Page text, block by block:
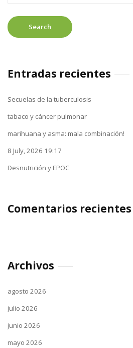
Entradas recientes
Secuelas de la tuberculosis
tabaco y cáncer pulmonar
marihuana y asma: mala combinación!
8 July, 2026 19:17
Desnutrición y EPOC
Comentarios recientes
Archivos
agosto 2026
julio 2026
junio 2026
mayo 2026